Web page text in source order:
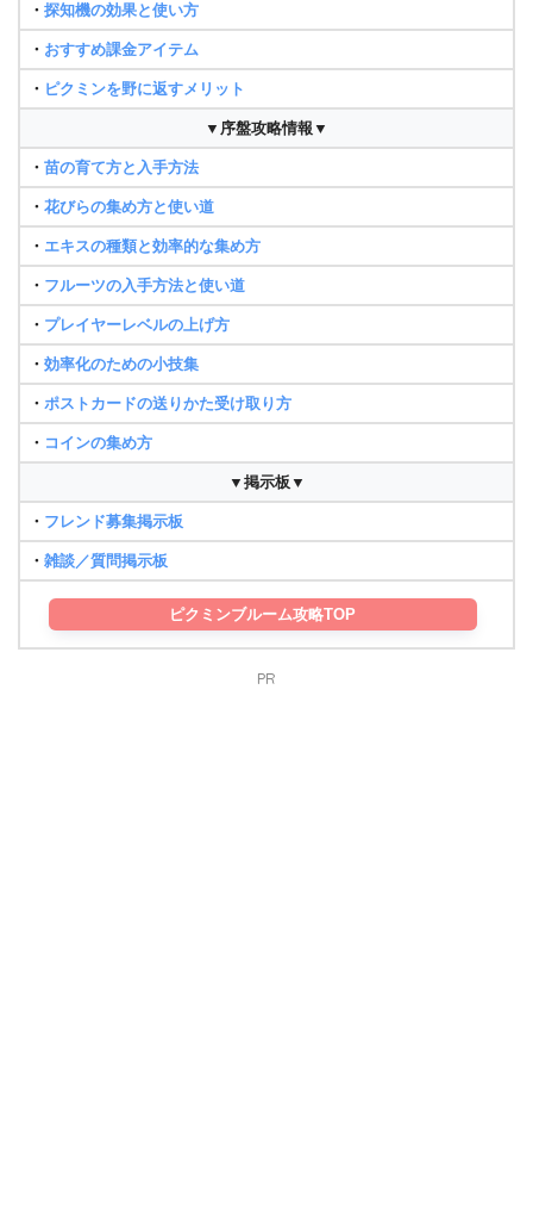
・ 探知機の効果と使い方
・ おすすめ課金アイテム
・ ピクミンを野に返すメリット
▼序盤攻略情報▼
・ 苗の育て方と入手方法
・ 花びらの集め方と使い道
・ エキスの種類と効率的な集め方
・ フルーツの入手方法と使い道
・ プレイヤーレベルの上げ方
・ 効率化のための小技集
・ ポストカードの送りかた受け取り方
・ コインの集め方
▼掲示板▼
・ フレンド募集掲示板
・ 雑談／質問掲示板
ピクミンブルーム攻略TOP
PR